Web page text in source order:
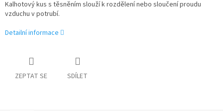
Kalhotový kus s těsněním slouží k rozdělení nebo sloučení proudu
vzduchu v potrubí.
Detailní informace
ZEPTAT SE SDÍLET